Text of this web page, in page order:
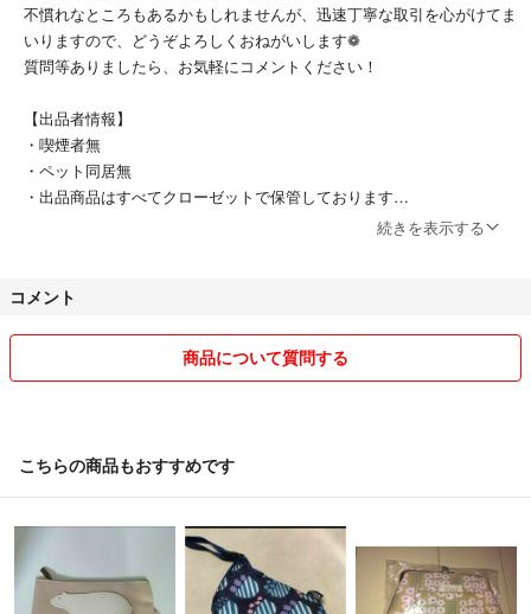
不慣れなところもあるかもしれませんが、迅速丁寧な取引を心がけてま
いりますので、どうぞよろしくおねがいします❁
質問等ありましたら、お気軽にコメントください！
【出品者情報】
・喫煙者無
・ペット同居無
・出品商品はすべてクローゼットで保管しております
・仕事中はコメント対応等できない場合があります続きを表示する
コメント
商品について質問する
こちらの商品もおすすめです